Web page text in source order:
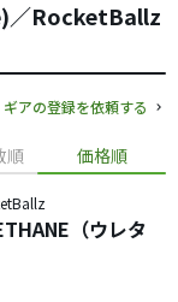
／RocketBallz
ギアの登録を依頼する
順 価格順